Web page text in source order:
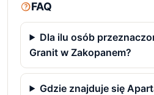
FAQ
Dla ilu osób
Granit w Zakopanem?
Gdzie znajduje się